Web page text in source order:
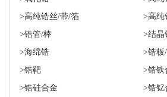
>高纯锆丝/带/箔
>高纯
>锆管/棒
>结晶
>海绵锆
>锆板
>锆靶
>锆铁
>锆硅合金
>锆钇